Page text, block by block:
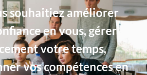
souhaitiez améliorer
en vous, gérer
votre temps,
vos compétences en